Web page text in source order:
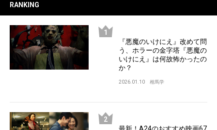
RANKING
『悪魔のいけにえ』改めて問
う、ホラーの金字塔『悪魔の
いけにえ』は何故怖かったの
か？
2026.01.10 相馬学
最新！A24のおすすめ映画67